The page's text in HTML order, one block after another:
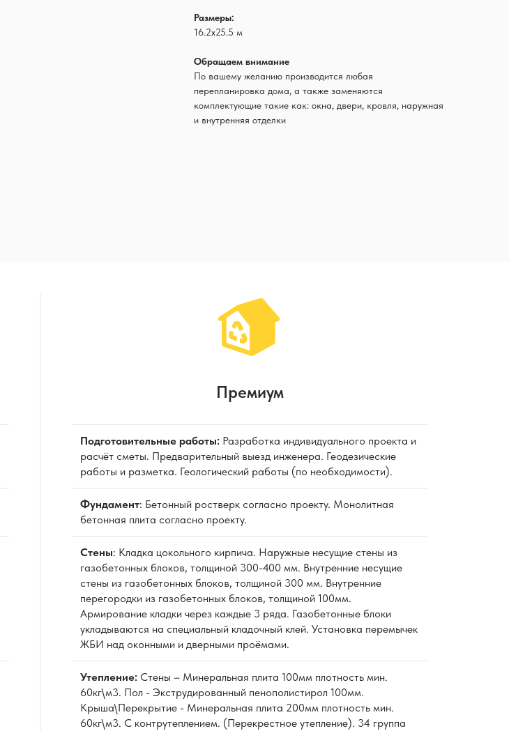
Размеры:
16.2х25.5 м
Обращаем внимание
По вашему желанию производится любая
перепланировка дома, а также заменяются
комплектующие такие как: окна, двери, кровля, наружная
и внутренняя отделки
Премиум
Подготовительные работы: Разработка индивидуального проекта и
расчёт сметы. Предварительный выезд инженера. Геодезические
работы и разметка. Геологический работы (по необходимости).
Фундамент: Бетонный ростверк согласно проекту. Монолитная
бетонная плита согласно проекту.
Стены: Кладка цокольного кирпича. Наружные несущие стены из
газобетонных блоков, толщиной 300-400 мм. Внутренние несущие
стены из газобетонных блоков, толщиной 300 мм. Внутренние
перегородки из газобетонных блоков, толщиной 100мм.
Армирование кладки через каждые 3 ряда. Газобетонные блоки
укладываются на специальный кладочный клей. Установка перемычек
ЖБИ над оконными и дверными проёмами.
Утепление: Стены – Минеральная плита 100мм плотность мин.
60кг\м3. Пол - Экструдированный пенополистирол 100мм.
Крыша\Перекрытие - Минеральная плита 200мм плотность мин.
60кг\м3. С контрутеплением. (Перекрестное утепление). 34 группа